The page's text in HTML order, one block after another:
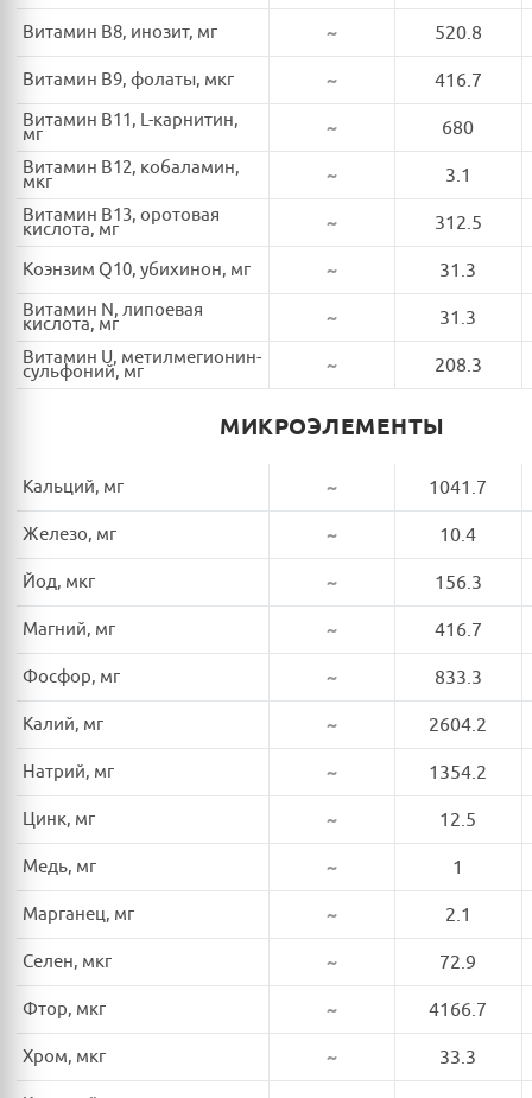
Витамин B8, инозит, мг ~ 520.8
Витамин B9, фолаты, мкг ~ 416.7
Витамин B11, L-карнитин,
мг ~ 680
Витамин B12, кобаламин,
мкг ~ 3.1
Витамин B13, оротовая
кислота, мг ~ 312.5
Коэнзим Q10, убихинон, мг ~ 31.3
Витамин N, липоевая
кислота, мг ~ 31.3
Витамин U, метилмегионин-
сульфоний, мг ~ 208.3
МИКРОЭЛЕМЕНТЫ
Кальций, мг ~ 1041.7
Железо, мг ~ 10.4
Йод, мкг ~ 156.3
Магний, мг ~ 416.7
Фосфор, мг ~ 833.3
Калий, мг ~ 2604.2
Натрий, мг ~ 1354.2
Цинк, мг ~ 12.5
Медь, мг ~ 1
Марганец, мг ~ 2.1
Селен, мкг ~ 72.9
Фтор, мкг ~ 4166.7
Хром, мкг ~ 33.3